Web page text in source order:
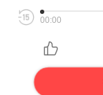
00:00